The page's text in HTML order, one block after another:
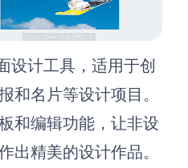
设计工具，适用于创
和名片等设计项目。
和编辑功能，让非设
出精美的设计作品。